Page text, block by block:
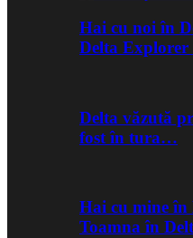
Hai cu noi în
Delta
Delta văzută
fost în tura…
Hai cu mine
Toamna în